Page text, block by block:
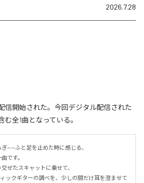
2026.7.28
信開始された。今回デジタル配信された
む全1曲となっている。
——ふと足を止めた時に感じる、
です。
ぜたスキャットに乗せて、
ックギターの調べを、少しの間だけ耳を澄ませて